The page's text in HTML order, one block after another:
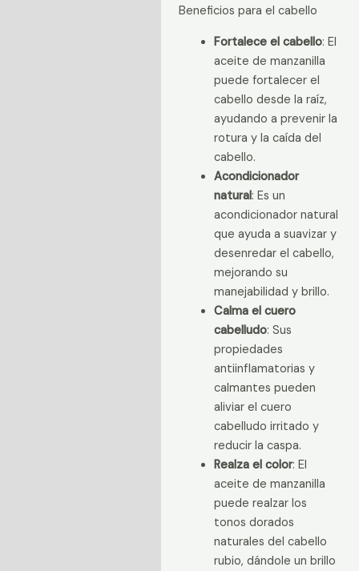
Beneficios para el cabello
Fortalece el cabello: El
aceite de manzanilla
puede fortalecer el
cabello desde la raíz,
ayudando a prevenir la
rotura y la caída del
cabello.
Acondicionador
natural: Es un
acondicionador natural
que ayuda a suavizar y
desenredar el cabello,
mejorando su
manejabilidad y brillo.
Calma el cuero
cabelludo: Sus
propiedades
antiinflamatorias y
calmantes pueden
aliviar el cuero
cabelludo irritado y
reducir la caspa.
Realza el color: El
aceite de manzanilla
puede realzar los
tonos dorados
naturales del cabello
rubio, dándole un brillo